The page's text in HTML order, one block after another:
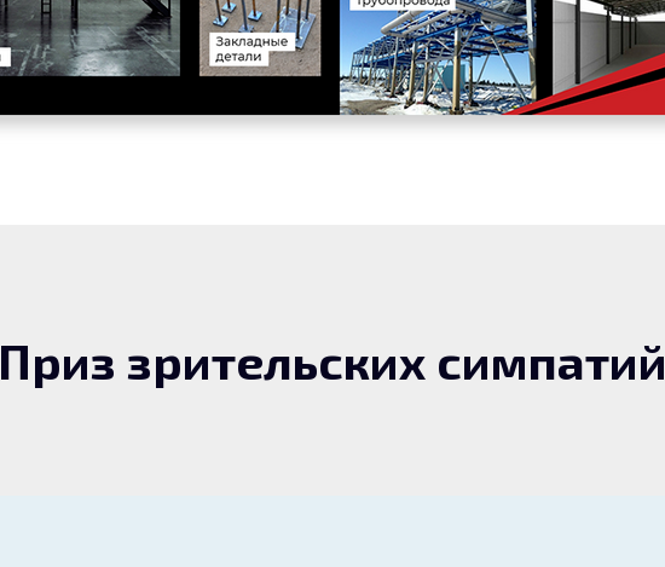
Приз зрительских симпатий